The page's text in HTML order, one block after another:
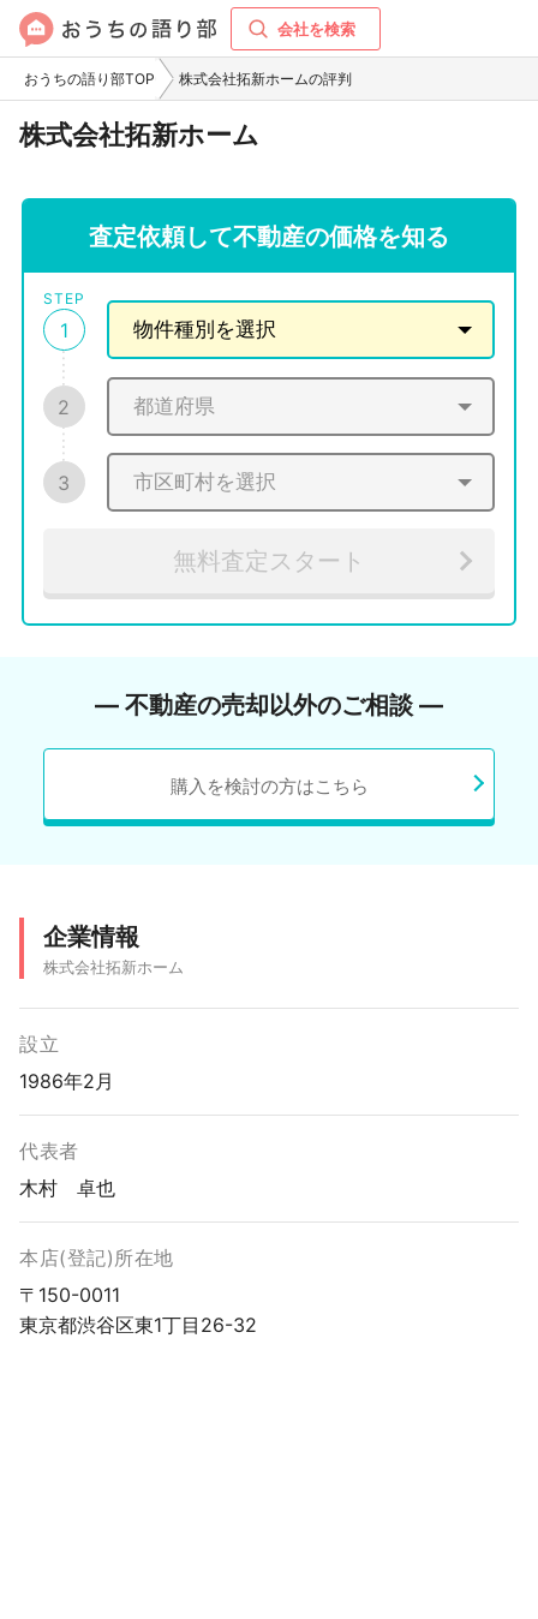
会社を検索
おうちの語り部TOP 株式会社拓新ホームの評判
株式会社拓新ホーム
査定依頼して不動産の価格を知る
STEP
1
2
3
無料査定スタート
― 不動産の売却以外のご相談 ―
購入を検討の方はこちら
企業情報
株式会社拓新ホーム
設立
1986年2月
代表者
木村 卓也
本店(登記)所在地
〒150-0011
東京都渋谷区東1丁目26-32